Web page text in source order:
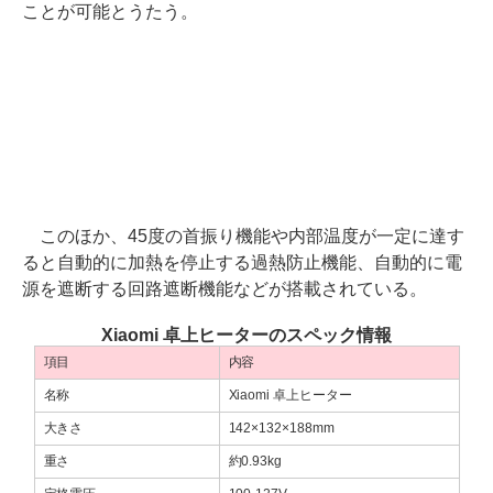
ことが可能とうたう。
このほか、45度の首振り機能や内部温度が一定に達す
ると自動的に加熱を停止する過熱防止機能、自動的に電
源を遮断する回路遮断機能などが搭載されている。
Xiaomi 卓上ヒーターのスペック情報
項目 内容
名称 Xiaomi 卓上ヒーター
大きさ 142×132×188mm
重さ 約0.93kg